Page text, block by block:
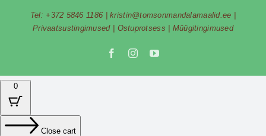
Tel: +372 5846 1186 |kristin@tomsonmandalamaalid.ee
Privaatsustingimused| Ostuprotsess Müügitingimused
FacebookInstagramYouTube
0
Close cart